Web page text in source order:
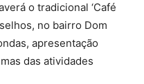
o tradicional ‘Café
no bairro Dom
apresentação
das atividades